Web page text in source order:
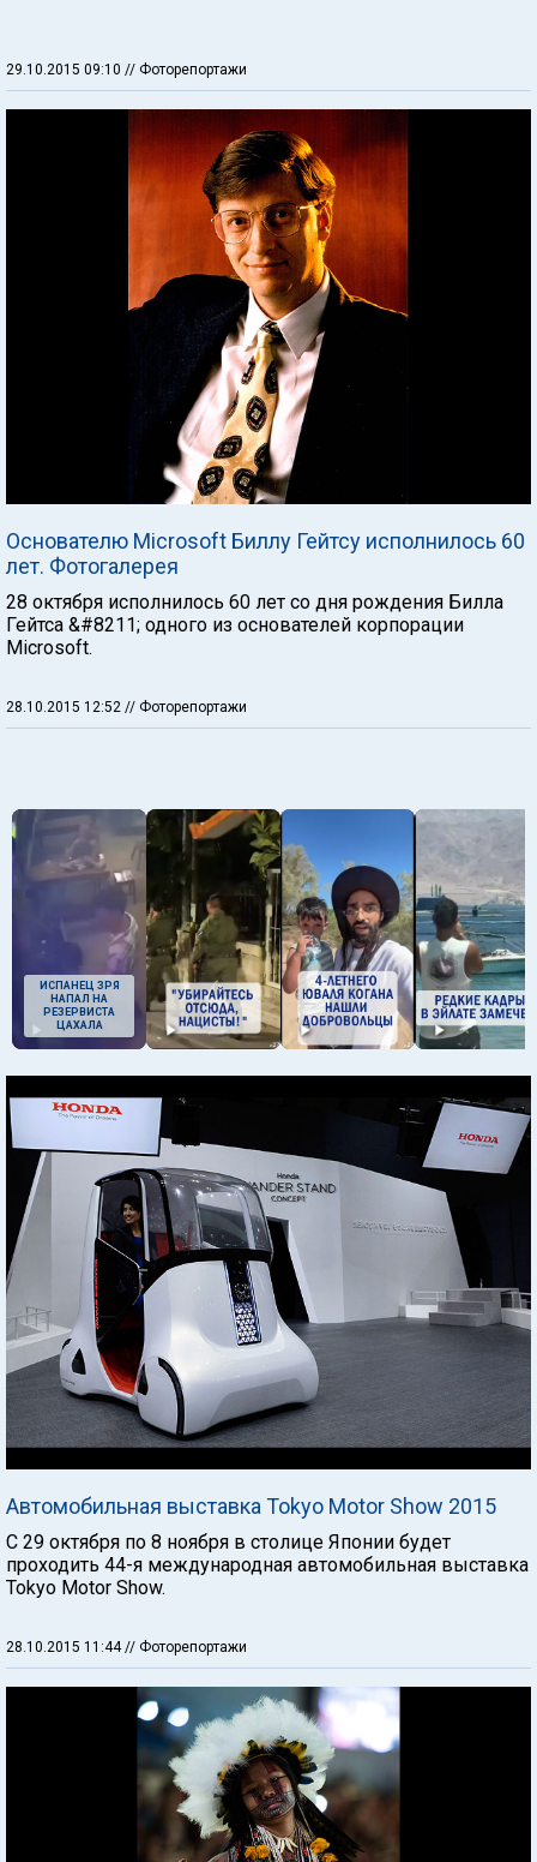
29.10.2015 09:10 // Фоторепортажи
Основателю Microsoft Биллу Гейтсу исполнилось 60
лет. Фотогалерея
28 октября исполнилось 60 лет со дня рождения Билла
Гейтса &#8211; одного из основателей корпорации
Microsoft.
28.10.2015 12:52 // Фоторепортажи
ИСПАНЕЦ ЗРЯ
НАПАЛ НА
РЕЗЕРВИСТА
ЦАХАЛА
Автомобильная выставка Tokyo Motor Show 2015
С 29 октября по 8 ноября в столице Японии будет
проходить 44-я международная автомобильная выставка
Tokyo Motor Show.
28.10.2015 11:44// Фоторепортажи